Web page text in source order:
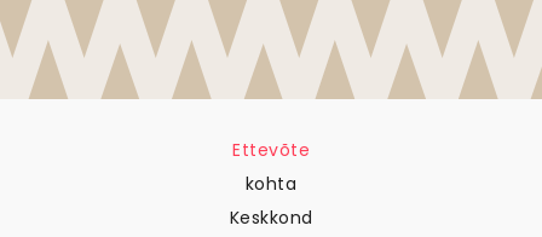
Ettevõte
kohta
Keskkond